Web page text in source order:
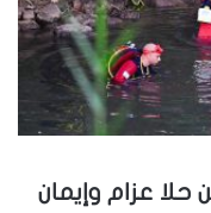
حلا عزام وإيمان